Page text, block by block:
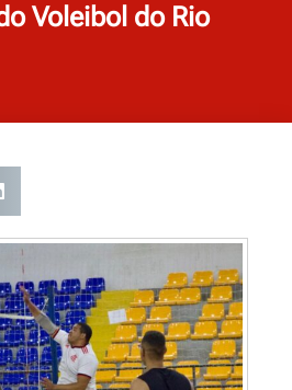
Voleibol do Rio